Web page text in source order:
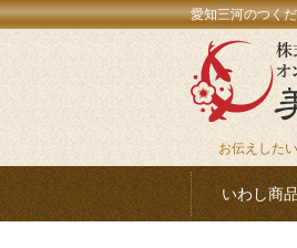
愛知三河のつく
お伝えした
いわし商品